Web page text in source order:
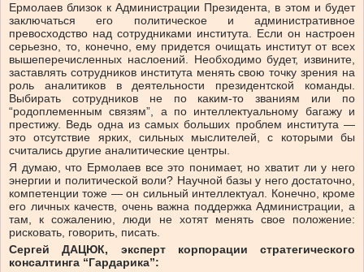
Ермолаев близок к Администрации Президента, в этом и будет
заключаться его политическое и административное
превосходство над сотрудниками института. Если он настроен
серьезно, то, конечно, ему придется очищать институт от всех
вышеперечисленных наслоений. Необходимо будет, извините,
заставлять сотрудников института менять свою точку зрения на
роль аналитиков в деятельности президентской команды.
Выбирать сотрудников не по каким-то званиям или по
“родоплеменным связям”, а по интеллектуальному багажу и
престижу. Ведь одна из самых больших проблем института —
это отсутствие ярких, сильных мыслителей, с которыми бы
считались другие аналитические центры.
Я думаю, что Ермолаев все это понимает, но хватит ли у него
энергии и политической воли? Научной базы у него достаточно,
компетенции тоже — он сильный интеллектуал. Конечно, кроме
его личных качеств, очень важна поддержка Администрации, а
там, к сожалению, люди не хотят менять свое положение:
рисковать, говорить, писать.
Сергей ДАЦЮК, эксперт корпорации стратегического
консалтинга “Гардарика”: